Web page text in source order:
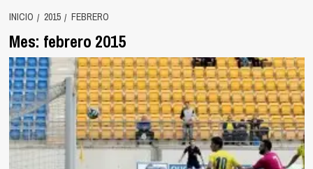
INICIO 2015 FEBRERO
Mes: febrero 2015